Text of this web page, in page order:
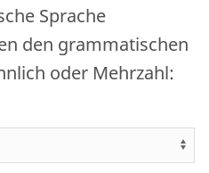
Sprache
den grammatischen
oder Mehrzahl: